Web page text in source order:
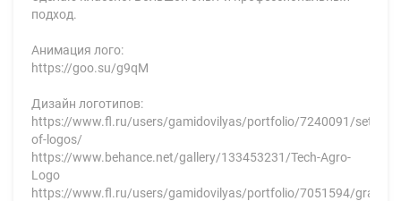
подход.
Анимация лого:
https://goo.su/g9qM
Дизайн логотипов:
https://www.fl.ru/users/gamidovilyas/portfolio/7240091/set-
of-logos/
https://www.behance.net/gallery/133453231/Tech-Agro-
Logo
https://www.fl.ru/users/gamidovilyas/portfolio/7051594/grant-